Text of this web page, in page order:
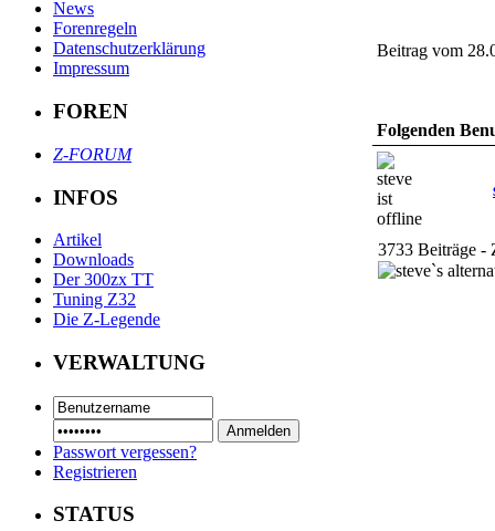
News
Forenregeln
Datenschutzerklärung
Impressum
FOREN
Z-FORUM
INFOS
Artikel
Downloads
Der 300zx TT
Tuning Z32
Die Z-Legende
VERWALTUNG
Passwort vergessen?
Registrieren
STATUS
Beitrag vom
Folgenden
3733 Beiträge -